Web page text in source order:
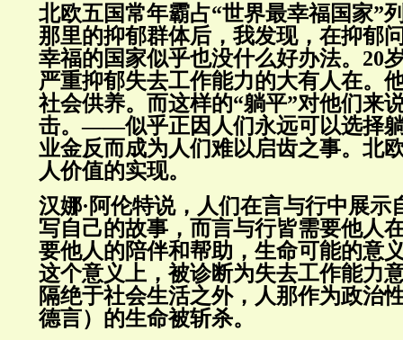
北欧五国常年霸占“世界最幸福国家”
那里的抑郁群体后，我发现，在抑郁
幸福的国家似乎也没什么好办法。20
严重抑郁失去工作能力的大有人在。
社会供养。而这样的“躺平”对他们来
击。——似乎正因人们永远可以选择
业金反而成为人们难以启齿之事。北
人价值的实现。
汉娜·阿伦特说，人们在言与行中展示
写自己的故事，而言与行皆需要他人
要他人的陪伴和帮助，生命可能的意
这个意义上，被诊断为失去工作能力
隔绝于社会生活之外，人那作为政治
德言）的生命被斩杀。